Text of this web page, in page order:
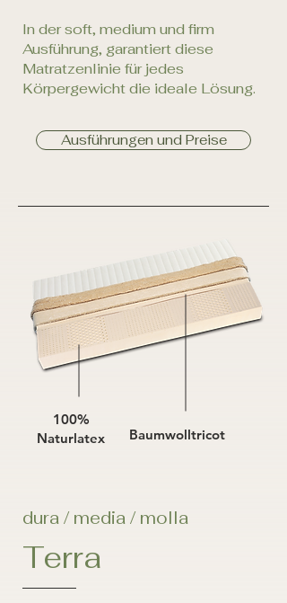
In der soft, medium und firm
Ausführung, garantiert diese
Matratzenlinie für jedes
Körpergewicht die ideale Lösung.
Ausführungen und Preise
100%
Naturlatex
Baumwolltricot
dura / media / molla
Terra